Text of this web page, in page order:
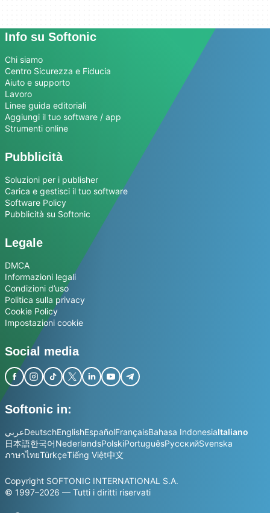
Info su Softonic
Chi siamo
Centro Sicurezza e Fiducia
Aiuto e supporto
Lavoro
Linee guida editoriali
Aggiungi il tuo software / app
Strumenti online
Pubblicità
Soluzioni per i publisher
Carica e gestisci il tuo software
Software Policy
Pubblicità su Softonic
Legale
DMCA
Informazioni legali
Condizioni d’uso
Politica sulla privacy
Cookie Policy
Impostazioni cookie
Social media
Softonic in:
عربيDeutschEnglishEspañolFrançaisBahasa IndonesiaItaliano
日本語한국어NederlandsPolskiPortuguêsРусскийSvenska
ภาษาไทยTürkçeTiếng Việt中文
Copyright SOFTONIC INTERNATIONAL S.A.
© 1997–2026 — Tutti i diritti riservati